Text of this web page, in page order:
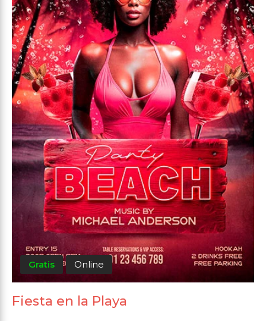
Gratis Online
Fiesta en la Playa